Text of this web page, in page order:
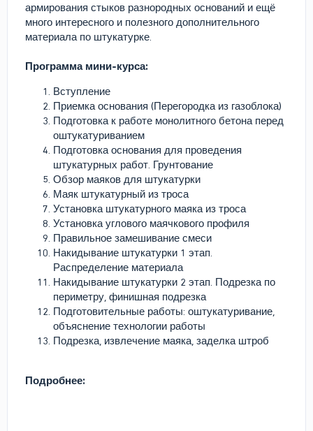
армирования стыков разнородных оснований и ещё
много интересного и полезного дополнительного
материала по штукатурке.
Программа мини-курса:
Вступление
Приемка основания (Перегородка из газоблока)
Подготовка к работе монолитного бетона перед
оштукатуриванием
Подготовка основания для проведения
штукатурных работ. Грунтование
Обзор маяков для штукатурки
Маяк штукатурный из троса
Установка штукатурного маяка из троса
Установка углового маячкового профиля
Правильное замешивание смеси
Накидывание штукатурки 1 этап.
Распределение материала
Накидывание штукатурки 2 этап. Подрезка по
периметру, финишная подрезка
Подготовительные работы: оштукатуривание,
объяснение технологии работы
Подрезка, извлечение маяка, заделка штроб
Подробнее: